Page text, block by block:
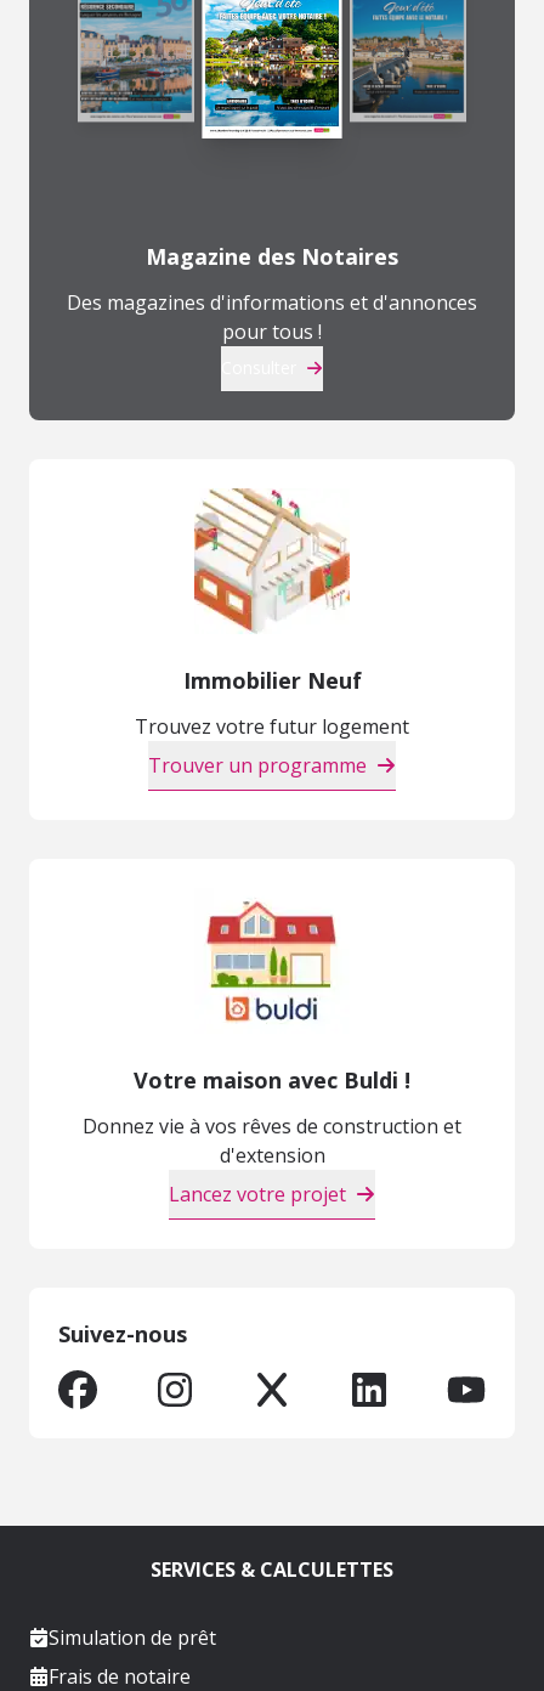
Magazine des Notaires
Des magazines d'informations et d'annonces
pour tous !
Immobilier Neuf
Trouvez votre futur logement
Trouver un programme
Votre maison avec Buldi !
Donnez vie à vos rêves de construction et
d'extension
Lancez votre projet
Suivez-nous
SERVICES & CALCULETTES
Simulation de prêt
Frais de notaire